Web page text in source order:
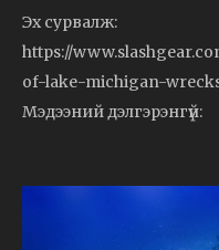
Эх сурвалж:
https://
of-lake-michigan-
Мэдээний дэлгэрэнгүй: